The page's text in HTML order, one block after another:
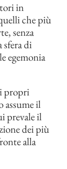
in
che più
senza
di
egemonia
propri
assume il
prevale il
dei più
alla